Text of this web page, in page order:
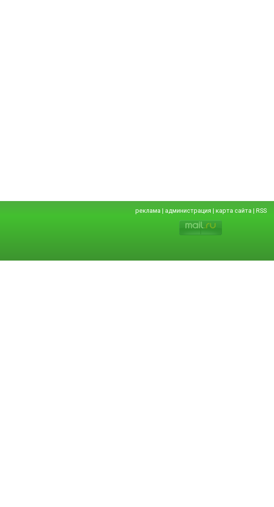
реклама | администрация | карта сайта | RSS